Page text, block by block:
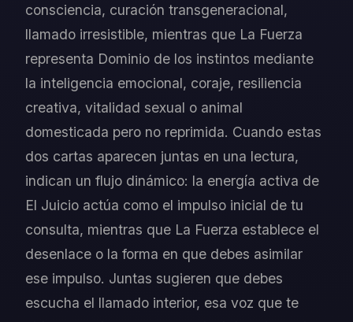
consciencia, curación transgeneracional,
llamado irresistible, mientras que La Fuerza
representa Dominio de los instintos mediante
la inteligencia emocional, coraje, resiliencia
creativa, vitalidad sexual o animal
domesticada pero no reprimida. Cuando estas
dos cartas aparecen juntas en una lectura,
indican un flujo dinámico: la energía activa de
El Juicio actúa como el impulso inicial de tu
consulta, mientras que La Fuerza establece el
desenlace o la forma en que debes asimilar
ese impulso. Juntas sugieren que debes
escucha el llamado interior, esa voz que te